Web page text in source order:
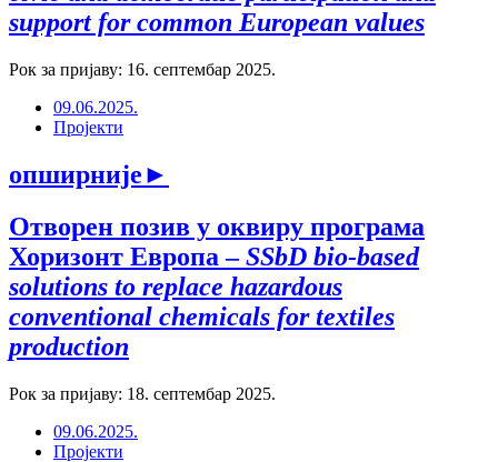
support for common European values
Рок за пријаву: 16. септембар 2025.
09.06.2025.
Пројекти
опширније►
Отворен позив у оквиру програма
Хоризонт Европа –SSbD bio-based
solutions to replace hazardous
conventional chemicals for textiles
production
Рок за пријаву: 18. септембар 2025.
09.06.2025.
Пројекти